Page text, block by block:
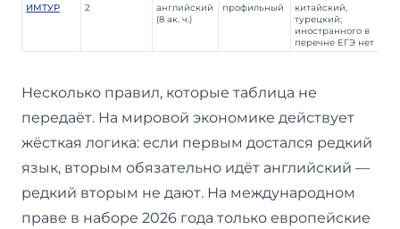
ИМТУР
2
английский
(8 ак. ч.)
профильный
китайский,
турецкий;
иностранного в
перечне ЕГЭ нет
Несколько правил, которые таблица не
передаёт. На мировой экономике действует
жёсткая логика: если первым достался редкий
язык, вторым обязательно идёт английский —
редкий вторым не дают. На международном
праве в наборе 2026 года только европейские